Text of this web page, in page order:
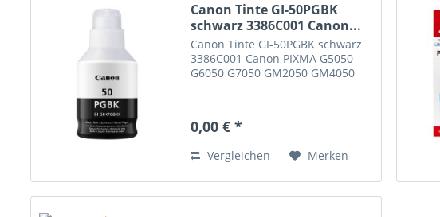
Canon Tinte GI-50PGBK
schwarz 3386C001 Canon...
Canon Tinte GI-50PGBK schwarz
3386C001 Canon PIXMA G5050
G6050 G7050 GM2050 GM4050
0,00 € *
Vergleichen Merken